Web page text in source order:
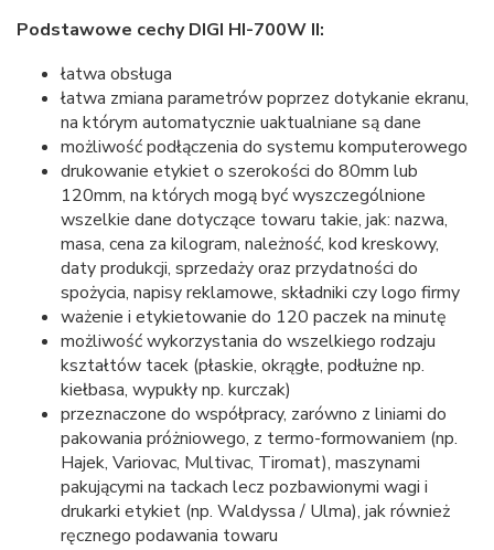
Podstawowe cechy DIGI HI-700W II:
łatwa obsługa
łatwa zmiana parametrów poprzez dotykanie ekranu,
na którym automatycznie uaktualniane są dane
możliwość podłączenia do systemu komputerowego
drukowanie etykiet o szerokości do 80mm lub
120mm, na których mogą być wyszczególnione
wszelkie dane dotyczące towaru takie, jak: nazwa,
masa, cena za kilogram, należność, kod kreskowy,
daty produkcji, sprzedaży oraz przydatności do
spożycia, napisy reklamowe, składniki czy logo firmy
ważenie i etykietowanie do 120 paczek na minutę
możliwość wykorzystania do wszelkiego rodzaju
kształtów tacek (płaskie, okrągłe, podłużne np.
kiełbasa, wypukły np. kurczak)
przeznaczone do współpracy, zarówno z liniami do
pakowania próżniowego, z termo-formowaniem (np.
Hajek, Variovac, Multivac, Tiromat), maszynami
pakującymi na tackach lecz pozbawionymi wagi i
drukarki etykiet (np. Waldyssa / Ulma), jak również
ręcznego podawania towaru